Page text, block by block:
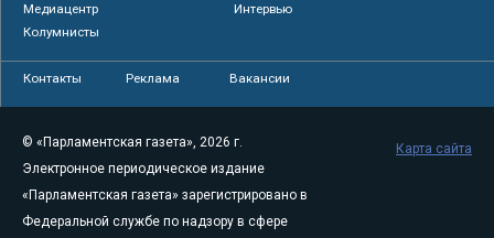
Медиацентр
Интервью
Колумнисты
Контакты Реклама Вакансии
© «Парламентская газета», 2026 г.
Электронное периодическое издание
«Парламентская газета» зарегистрировано в
Федеральной службе по надзору в сфере
Карта сайта